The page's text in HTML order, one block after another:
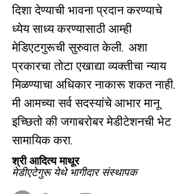
दिशा देण्याची भावना प्रदान करण्याचे
ध्येय साध्य करण्यासाठी आम्ही
मेडिएटगुरूची सुरुवात केली. अशा
प्रकारचा तोटा एखाद्या व्यक्तीचा न्याय
मिळण्याचा अधिकार नाकारू शकत नाही.
मी आमच्या सर्व सदस्यांचे आभार मानू
इच्छितो की जगाबरोबर मेडीटेशनची भेट
सामायिक करा.
श्री आदित्य माथूर
मेडीएटेगुरू येथे भागीदार संस्थापक